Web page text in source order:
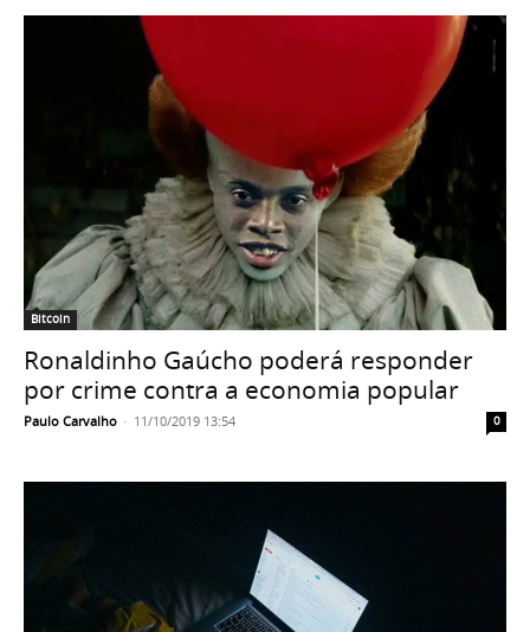
Bitcoin
Ronaldinho Gaúcho poderá responder
por crime contra a economia popular
Paulo Carvalho - 11/10/2019 13:54 0